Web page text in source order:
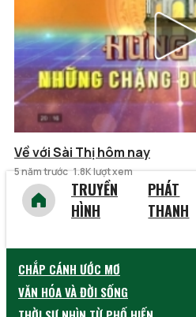
Về với Sài Thị hôm nay
5 năm trước 1.8K lượt xem
TRUYỀN
HÌNH
PHÁT
THANH
CHẮP CÁNH ƯỚC MƠ
VĂN HÓA VÀ ĐỜI SỐNG